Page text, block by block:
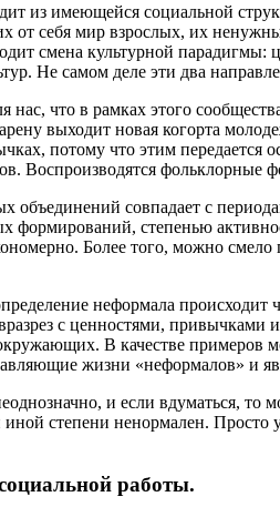
из имеющейся социальной
от себя мир взрослых, их
смена культурной
Не самом деле эти два
нас, что в рамках этого
выходит новая когорта
потому что этим
Воспроизводятся
объединений совпадает с
формирований, степенью
Более того, можно
неформала
с ценностями, привычками
В качестве примеров
жизни «неформалов» и
и если вдуматься,
степени ненормален.
работы.